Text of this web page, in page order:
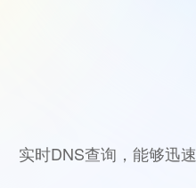
实时DNS查询，能够迅